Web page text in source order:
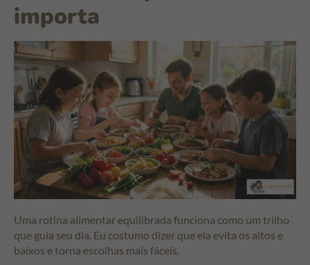
importa
Uma rotina alimentar equilibrada funciona como um trilho
que guia seu dia. Eu costumo dizer que ela evita os altos e
baixos e torna escolhas mais fáceis.